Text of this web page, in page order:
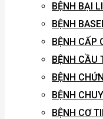
BỆNH BẠI
BỆNH
BỆNH CẤP
BỆNH CẦU
BỆNH
BỆNH
BỆNH CƠ